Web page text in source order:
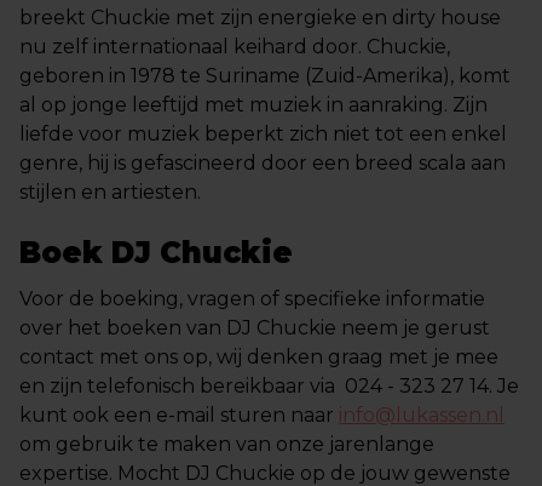
breekt Chuckie met zijn energieke en dirty house
nu zelf internationaal keihard door. Chuckie,
geboren in 1978 te Suriname (Zuid-Amerika), komt
al op jonge leeftijd met muziek in aanraking. Zijn
liefde voor muziek beperkt zich niet tot een enkel
genre, hij is gefascineerd door een breed scala aan
stijlen en artiesten.
Boek DJ Chuckie
Voor de boeking, vragen of specifieke informatie
over het boeken van DJ Chuckie neem je gerust
contact met ons op, wij denken graag met je mee
en zijn telefonisch bereikbaar via 024 - 323 27 14. Je
kunt ook een e-mail sturen naar info@lukassen.nl
om gebruik te maken van onze jarenlange
expertise. Mocht DJ Chuckie op de jouw gewenste